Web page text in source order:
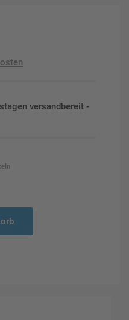
versandbereit -